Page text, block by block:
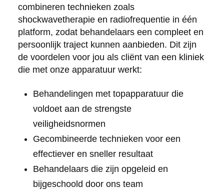
combineren technieken zoals
shockwavetherapie en radiofrequentie in één
platform, zodat behandelaars een compleet en
persoonlijk traject kunnen aanbieden. Dit zijn
de voordelen voor jou als cliënt van een kliniek
die met onze apparatuur werkt:
Behandelingen met topapparatuur die
voldoet aan de strengste
veiligheidsnormen
Gecombineerde technieken voor een
effectiever en sneller resultaat
Behandelaars die zijn opgeleid en
bijgeschoold door ons team